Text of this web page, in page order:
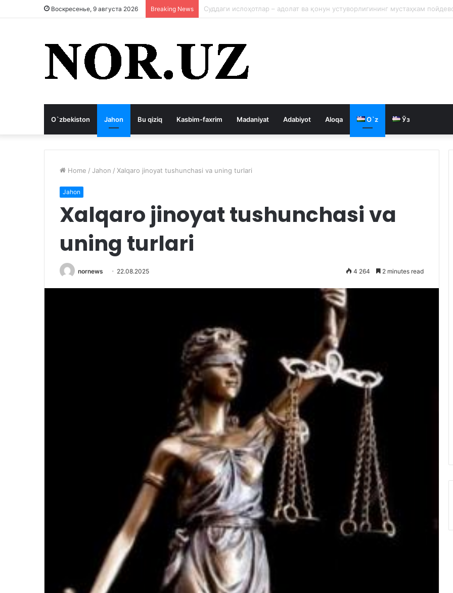
Воскресенье, 9 августа 2026 Breaking News Коррупция давлатни кемиради
O`zbekiston Jahon Bu qiziq Kasbim-faxrim Madaniyat Adabiyot Aloqa O`z Ўз
Home / Jahon / Xalqaro jinoyat tushunchasi va uning turlari
Jahon
Xalqaro jinoyat tushunchasi va
uning turlari
nornews 22.08.2025 4 264 2 minutes read